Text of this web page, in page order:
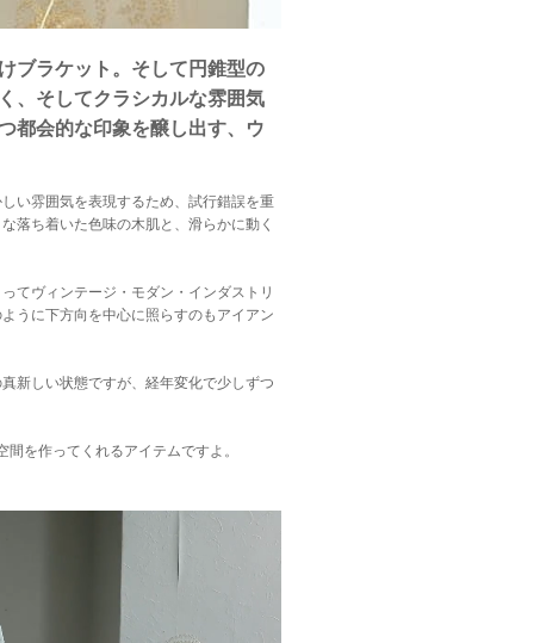
ブラケット。そして円錐型の
、そしてクラシカルな雰囲気
都会的な印象を醸し出す、ウ
い雰囲気を表現するため、試行錯誤を重
落ち着いた色味の木肌と、滑らかに動く
てヴィンテージ・モダン・インダストリ
うに下方向を中心に照らすのもアイアン
新しい状態ですが、経年変化で少しずつ
を作ってくれるアイテムですよ。